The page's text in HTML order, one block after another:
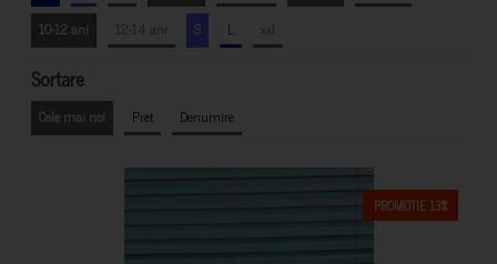
10-12 ani
12-14 ani S L xxl
Sortare
Cele mai noi Pret Denumire
PROMOTIE 13%